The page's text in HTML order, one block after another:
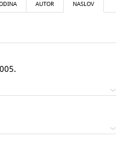
AUTOR NASLOV